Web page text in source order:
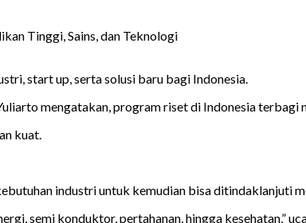
Tinggi, Sains, dan Teknologi
start up, serta solusi baru bagi Indonesia.
mengatakan, program riset di Indonesia terbagi
kuat.
industri untuk kemudian bisa ditindaklanjuti
semi konduktor, pertahanan, hingga kesehatan,”